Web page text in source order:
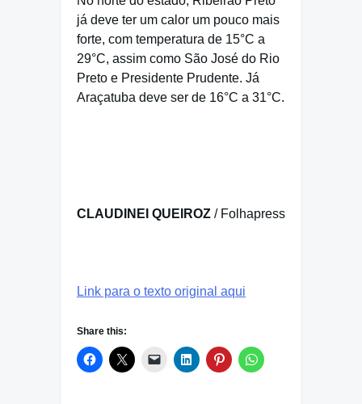
já deve ter um calor um pouco mais
forte, com temperatura de 15°C a
29°C, assim como São José do Rio
Preto e Presidente Prudente. Já
Araçatuba deve ser de 16°C a 31°C.
CLAUDINEI QUEIROZ / Folhapress
Link para o texto original aqui
Share this: